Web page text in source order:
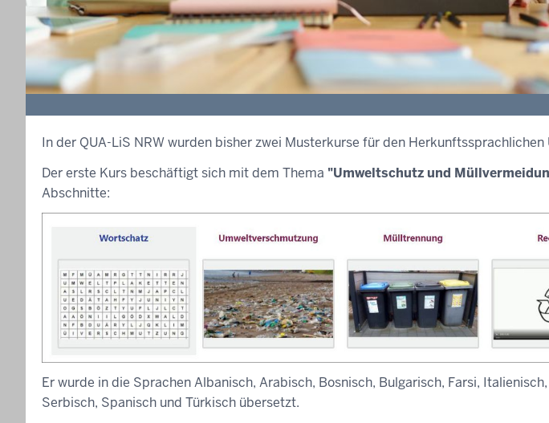
In der QUA-LiS NRW wurden bisher zwei Musterkurse für den
Der erste Kurs beschäftigt sich mit dem Thema "Umweltschutz und
Abschnitte:
Er wurde in die Sprachen Albanisch, Arabisch, Bosnisch, Bulgarisch, Farsi,
Serbisch, Spanisch und Türkisch übersetzt.